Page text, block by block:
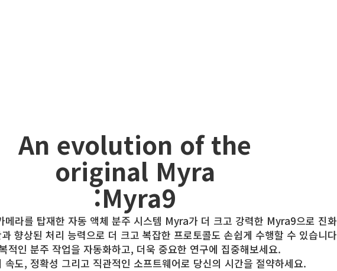
An evolution of the
original Myra
:Myra9
메라를 탑재한 자동 액체 분주 시스템 Myra가 더 크고 강력한 Myra9으로 진
향상된 처리 능력으로 더 크고 복잡한 프로토콜도 손쉽게 수행할 수 있습니
적인 분주 작업을 자동화하고, 더욱 중요한 연구에 집중해보세요.
속도, 정확성 그리고 직관적인 소프트웨어로 당신의 시간을 절약하세요.